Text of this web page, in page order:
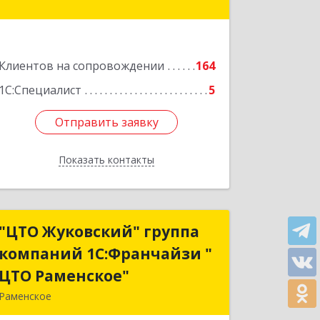
Клиентов на сопровождении
164
1С:Специалист
5
Отправить заявку
Показать контакты
Подробнее
Отправить заявку
Назад
"ЦТО Жуковский" группа
компаний 1С:Франчайзи "
ЦТО Раменское"
Раменское
"ЦТО Жуковский" группа
компаний 1С:Франчайзи "
ЦТО Раменское"